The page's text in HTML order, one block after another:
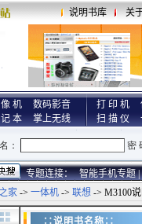
说明书库 关
机
数码影音
本 掌上无线
打 印 机
扫 描 仪
专题连接： 智能手机专题 |
家 -> 一体机 -> 联想 -> M3100
∷说明书名